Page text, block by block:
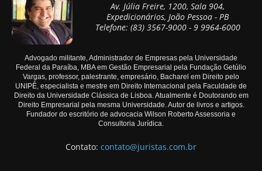
Av. Júlia Freire, 1200, Sala 904,
Expedicionários, João Pessoa - PB
Telefone: (83) 3567-9000 - 9 9964-6000
Advogado militante, Administrador de Empresas pela Universidade
Federal da Paraíba, MBA em Gestão Empresarial pela Fundação Getúlio
Vargas, professor, palestrante, empresário, Bacharel em Direito pelo
UNIPÊ, especialista e mestre em Direito Internacional pela Faculdade de
Direito da Universidade Clássica de Lisboa. Atualmente é Doutorando em
Direito Empresarial pela mesma Universidade. Autor de livros e artigos.
Fundador do escritório de advocacia Wilson Roberto Assessoria e
Consultoria Jurídica.
Contato: contato@juristas.com.br